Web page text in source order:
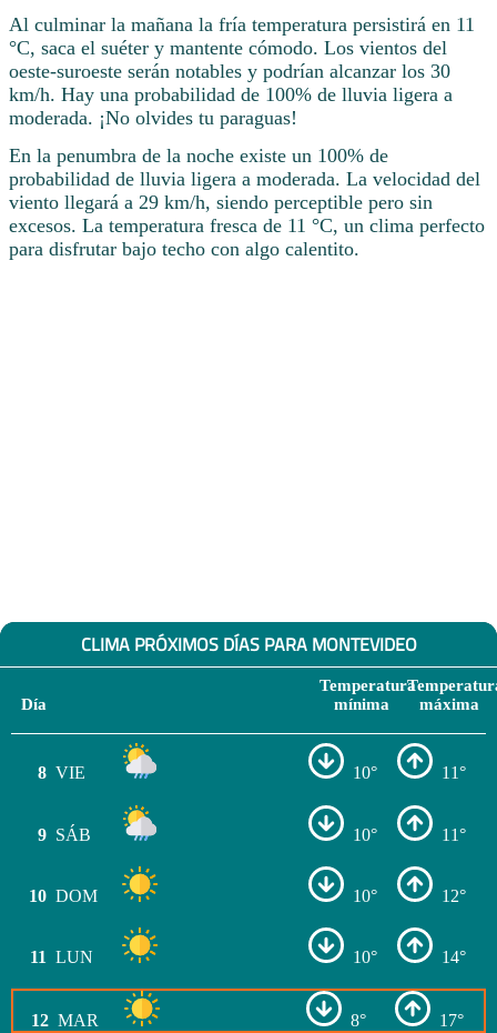
Al culminar la mañana la fría temperatura persistirá en 11
°C, saca el suéter y mantente cómodo. Los vientos del
oeste-suroeste serán notables y podrían alcanzar los 30
km/h. Hay una probabilidad de 100% de lluvia ligera a
moderada. ¡No olvides tu paraguas!
En la penumbra de la noche existe un 100% de
probabilidad de lluvia ligera a moderada. La velocidad del
viento llegará a 29 km/h, siendo perceptible pero sin
excesos. La temperatura fresca de 11 °C, un clima perfecto
para disfrutar bajo techo con algo calentito.
CLIMA PRÓXIMOS DÍAS PARA MONTEVIDEO
Día
Temperatura
mínima
máxima
8 VIE 10° 11°
9 SÁB 10° 11°
10 DOM 10° 12°
11 LUN 10° 14°
12 MAR 8° 17°